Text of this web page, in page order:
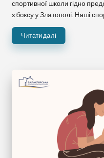
спортивної школи гідно
з боксу у Златополі. Наші
Читати далі
🌈 Кольорові ⚪
➖